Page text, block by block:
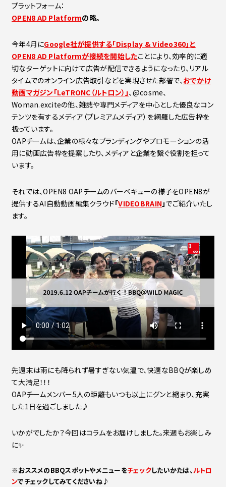
プラットフォーム：
OPEN8 AD Platformの略。
今年4月にGoogle社が提供する「Display & Video360」と
OPEN8 AD Platformが接続を開始したことにより、効率的に適
切なターゲットに向けて広告が配信できるようになったり、リアル
タイムでのオンライン広告取引などを実現させた部署で、おでかけ
動画マガジン「LeTRONC（ルトロン）」、@cosme、
Woman.exciteの他、雑誌や専門メディアを中心とした優良なコン
テンツを有するメディア（プレミアムメディア）を網羅した広告枠を
扱っています。
OAPチームは、企業の様々なブランディングやプロモーションの活
用に動画広告枠を提案したり、メディアと企業を繋ぐ役割を担って
います。
それでは、OPEN8 OAPチームのバーベキューの様子をOPEN8が
提供するAI自動動画編集クラウド「VIDEOBRAIN」でご紹介いたし
ます。
先週末は雨にも降られず暑すぎない気温で、快適なBBQが楽しめ
て大満足！！！
OAPチームメンバー5人の距離もいつも以上にグンと縮まり、充実
した1日を過ごしました♪
いかがでしたか？今回はコラムをお届けしました。来週もお楽しみ
に✨
※おススメのBBQスポットやメニューをチェックしたいかたは、ルトロ
ンでチェックしてみてくださいね♪